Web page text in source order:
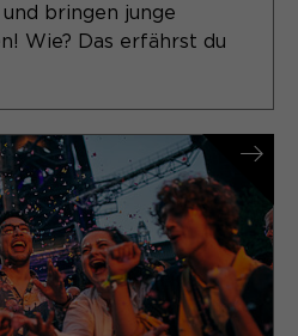
bringen junge
Wie? Das erfährst du